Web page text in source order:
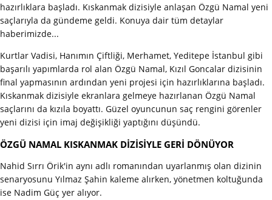
hazırlıklara başladı. Kıskanmak dizisiyle anlaşan Özgü Namal yeni
saçlarıyla da gündeme geldi. Konuya dair tüm detaylar
haberimizde...
Kurtlar Vadisi, Hanımın Çiftliği, Merhamet, Yeditepe İstanbul gibi
başarılı yapımlarda rol alan Özgü Namal, Kızıl Goncalar dizisinin
final yapmasının ardından yeni projesi için hazırlıklarına başladı.
Kıskanmak dizisiyle ekranlara gelmeye hazırlanan Özgü Namal
saçlarını da kızıla boyattı. Güzel oyuncunun saç rengini görenler
yeni dizisi için imaj değişikliği yaptığını düşündü.
ÖZGÜ NAMAL KISKANMAK DİZİSİYLE GERİ DÖNÜYOR
Nahid Sırrı Örik'in aynı adlı romanından uyarlanmış olan dizinin
senaryosunu Yılmaz Şahin kaleme alırken, yönetmen koltuğunda
ise Nadim Güç yer alıyor.